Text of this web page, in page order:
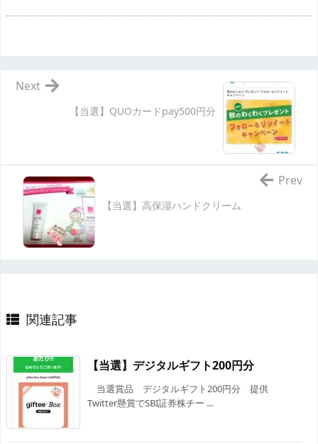
【当選】QUOカードpay500円分
Next
【当選】高保湿ハンドクリーム
Prev
関連記事
【当選】デジタルギフト200円分
当選賞品 デジタルギフト200円分 提供
Twitter懸賞でSBI証券株チー ...